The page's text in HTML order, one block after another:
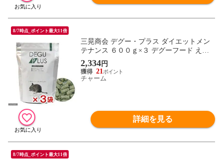
8/7時点_ポイント最大11倍
三晃商会 デグー・プラス ダイエットメン
テナンス ６００ｇ×３ デグーフード えさ
エサ 餌 関東当日便
2,334円
21
チャーム
詳細を見る
8/7時点_ポイント最大11倍